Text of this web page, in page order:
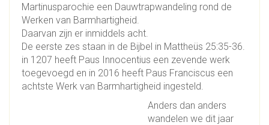
Martinusparochie een Dauwtrapwandeling rond de
Werken van Barmhartigheid.
Daarvan zijn er inmiddels acht.
De eerste zes staan in de Bijbel in Mattheüs 25:35-36.
in 1207 heeft Paus Innocentius een zevende werk
toegevoegd en in 2016 heeft Paus Franciscus een
achtste Werk van Barmhartigheid ingesteld.
Anders dan anders
wandelen we dit jaar